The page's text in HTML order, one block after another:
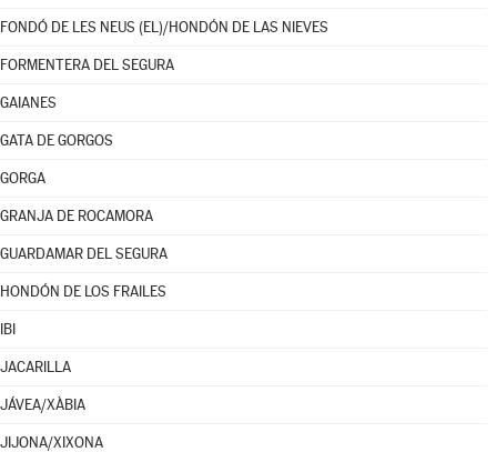
FONDÓ DE LES NEUS (EL)/HONDÓN DE LAS NIEVES
FORMENTERA DEL SEGURA
GAIANES
GATA DE GORGOS
GORGA
GRANJA DE ROCAMORA
GUARDAMAR DEL SEGURA
HONDÓN DE LOS FRAILES
IBI
JACARILLA
JÁVEA/XÀBIA
JIJONA/XIXONA